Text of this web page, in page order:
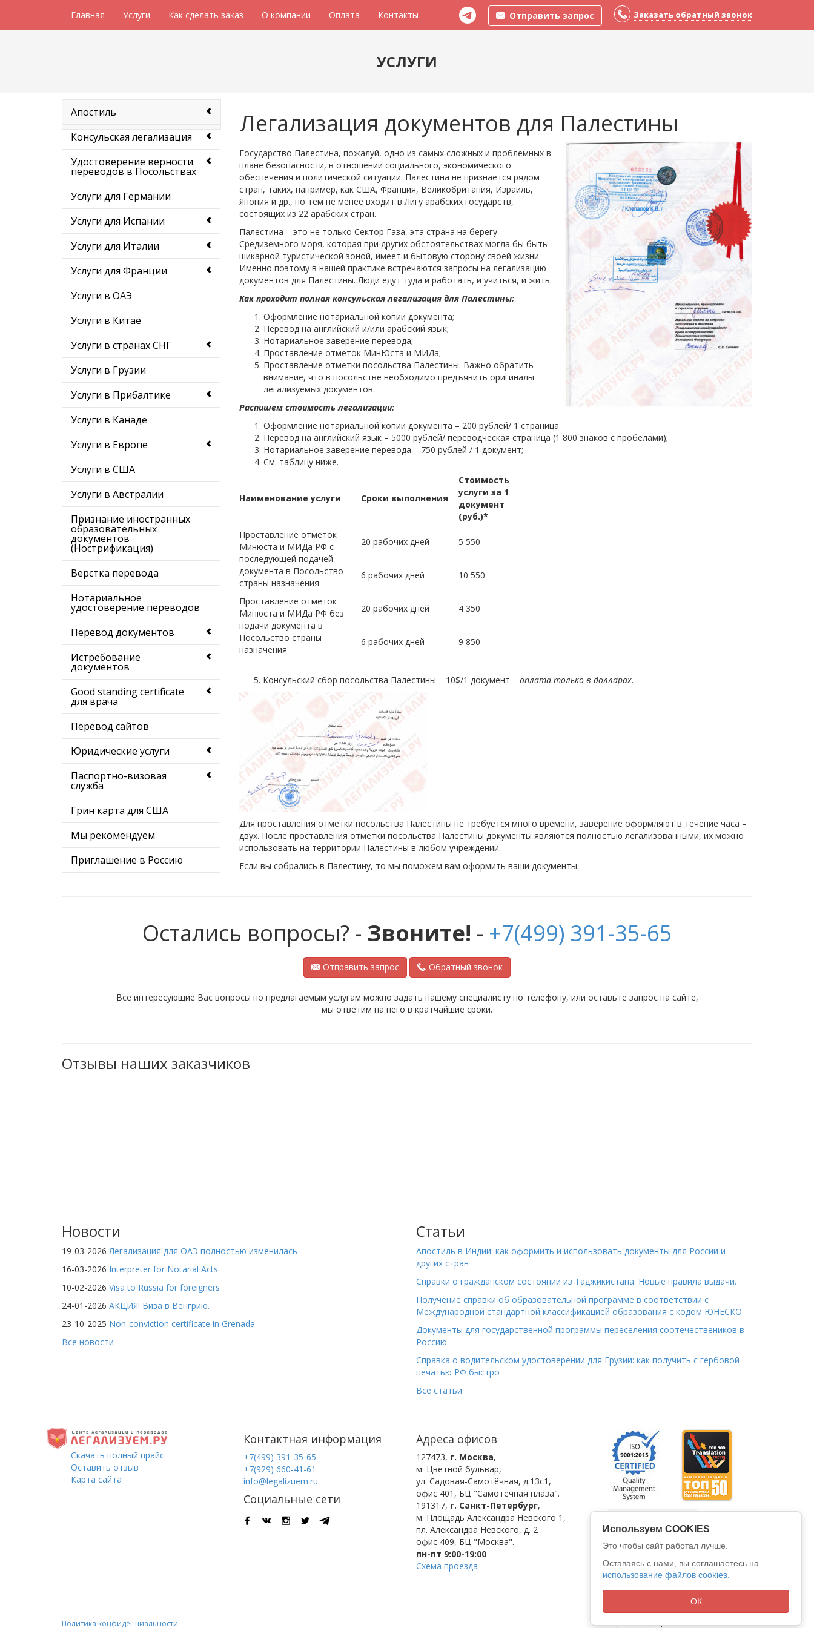
Отправить запрос Заказать обратный звонок
Главная Услуги Как сделать заказ О компании Оплата Контакты
УСЛУГИ
Апостиль
Консульская легализация
Удостоверение верности
переводов в Посольствах
Услуги для Германии
Услуги для Испании
Услуги для Италии
Услуги для Франции
Услуги в ОАЭ
Услуги в Китае
Услуги в странах СНГ
Услуги в Грузии
Услуги в Прибалтике
Услуги в Канаде
Услуги в Европе
Услуги в США
Услуги в Австралии
Признание иностранных
образовательных
документов
(Нострификация)
Верстка перевода
Нотариальное
удостоверение переводов
Перевод документов
Истребование
документов
Good standing certificate
для врача
Перевод сайтов
Юридические услуги
Паспортно-визовая
служба
Грин карта для США
Мы рекомендуем
Приглашение в Россию
Легализация документов для Палестины
Государство Палестина, пожалуй, одно из самых сложных и проблемных в
плане безопасности, в отношении социального, экономического
обеспечения и политической ситуации. Палестина не признается рядом
стран, таких, например, как США, Франция, Великобритания, Израиль,
Япония и др., но тем не менее входит в Лигу арабских государств,
состоящих из 22 арабских стран.
Палестина – это не только Сектор Газа, эта страна на берегу
Средиземного моря, которая при других обстоятельствах могла бы быть
шикарной туристической зоной, имеет и бытовую сторону своей жизни.
Именно поэтому в нашей практике встречаются запросы на легализацию
документов для Палестины. Люди едут туда и работать, и учиться, и жить.
Как проходит полная консульская легализация для Палестины:
Оформление нотариальной копии документа;
Перевод на английский и/или арабский язык;
Нотариальное заверение перевода;
Проставление отметок МинЮста и МИДа;
Проставление отметки посольства Палестины. Важно обратить
внимание, что в посольстве необходимо предъявить оригиналы
легализуемых документов.
Распишем стоимость легализации:
Оформление нотариальной копии документа – 200 рублей/ 1 страница
Перевод на английский язык – 5000 рублей/ переводческая страница (1 800 знаков с пробелами);
Нотариальное заверение перевода – 750 рублей / 1 документ;
См. таблицу ниже.
Наименование услуги Сроки выполнения
Стоимость
услуги за 1
документ
(руб.)*
Проставление отметок
Минюста и МИДа РФ с
последующей подачей
документа в Посольство
страны назначения
20 рабочих дней 5 550
6 рабочих дней 10 550
Проставление отметок
Минюста и МИДа РФ без
подачи документа в
Посольство страны
назначения
20 рабочих дней 4 350
6 рабочих дней 9 850
5. Консульский сбор посольства Палестины – 10$/1 документ – оплата только в долларах.
Для проставления отметки посольства Палестины не требуется много времени, заверение оформляют в течение часа –
двух. После проставления отметки посольства Палестины документы являются полностью легализованными, их можно
использовать на территории Палестины в любом учреждении.
Если вы собрались в Палестину, то мы поможем вам оформить ваши документы.
Остались вопросы? - Звоните! - +7(499) 391-35-65
Отправить запрос Обратный звонок
Все интересующие Вас вопросы по предлагаемым услугам можно задать нашему специалисту по телефону, или оставьте запрос на сайте,
мы ответим на него в кратчайшие сроки.
Отзывы наших заказчиков
Новости
19-03-2026 Легализация для ОАЭ полностью изменилась
16-03-2026 Interpreter for Notarial Acts
10-02-2026 Visa to Russia for foreigners
24-01-2026 АКЦИЯ! Виза в Венгрию.
23-10-2025 Non-conviction certificate in Grenada
Все новости
Статьи
Апостиль в Индии: как оформить и использовать документы для России и
других стран
Справки о гражданском состоянии из Таджикистана. Новые правила выдачи.
Получение справки об образовательной программе в соответствии с
Международной стандартной классификацией образования с кодом ЮНЕСКО
Документы для государственной программы переселения соотечествеников в
Россию
Справка о водительском удостоверении для Грузии: как получить с гербовой
печатью РФ быстро
Все статьи
Скачать полный прайс
Оставить отзыв
Карта сайта
Контактная информация
+7(499) 391-35-65
+7(929) 660-41-61
info@legalizuem.ru
Социальные сети
Адреса офисов
127473, г. Москва,
м. Цветной бульвар,
ул. Садовая-Самотёчная, д.13с1,
офис 401, БЦ "Самотёчная плаза".
191317, г. Санкт-Петербург,
м. Площадь Александра Невского 1 ,
пл. Александра Невского, д. 2
офис 409, БЦ "Москва".
пн-пт 9:00-19:00
Схема проезда
Политика конфиденциальности Все права защищены © 2026ООО "АЛИО"
Используем COOKIES
Это чтобы сайт работал лучше.
Оставаясь с нами, вы соглашаетесь на
использование файлов cookies.
ОК